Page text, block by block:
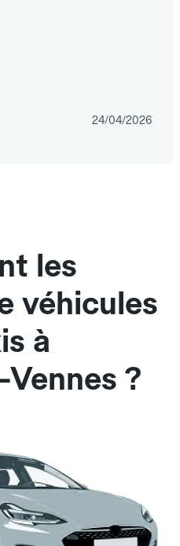
24/04/2026
les
véhicules
à
?